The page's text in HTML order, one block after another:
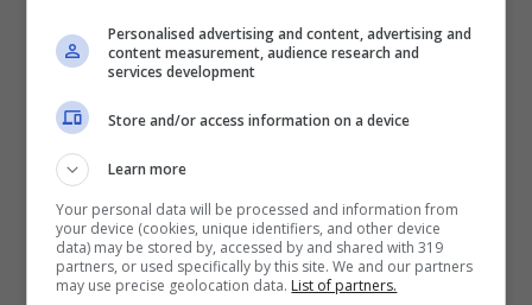
puntando allo stesso tempo
all’integrazione sociale e lavorativa. Con il
nuovo Assegno di Inclusione stiamo
realizzando un percorso di attenzione che
mette al centro le persone e le loro
necessità”.
Personalised advertising and content, advertising and
content measurement, audience research and
services development
Store and/or access information on a device
Learn more
Your personal data will be processed and information from
your device (cookies, unique identifiers, and other device
data) may be stored by, accessed by and shared with 319
partners, or used specifically by this site. We and our partners
may use precise geolocation data. List of partners.